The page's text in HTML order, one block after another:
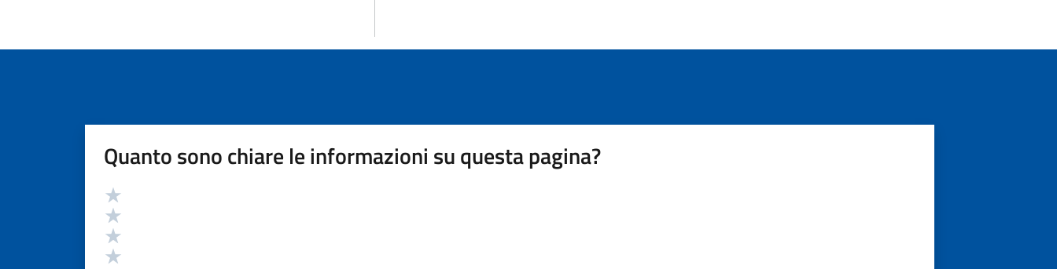
Quanto sono chiare le informazioni su questa pagina?
Valutazione